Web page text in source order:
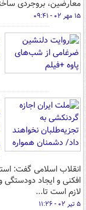
معارضین، بروجردی
۱۵ مهر ۰۲ - ۰۹:۴۱
انقلاب اسلامی گفت:
افکنی و ایجاد
لازم است تا...
۵ تیر ۰۲ - ۱۱:۲۶